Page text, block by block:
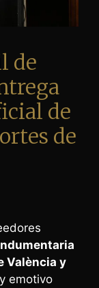
de
de
de
València y
emotivo